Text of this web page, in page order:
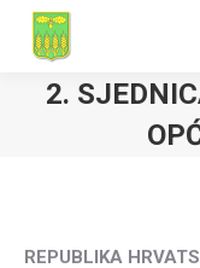
2.
REPUBLIKA